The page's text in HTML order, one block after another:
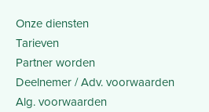
Onze diensten
Tarieven
Partner worden
Deelnemer / Adv. voorwaarden
Alg. voorwaarden